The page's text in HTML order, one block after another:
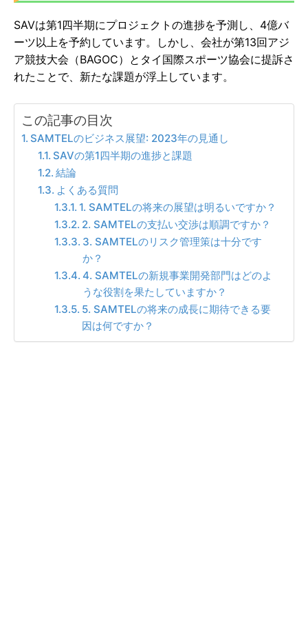
SAVは第1四半期にプロジェクトの進捗を予測し、4億バ
ーツ以上を予約しています。しかし、会社が第13回アジ
ア競技大会（BAGOC）とタイ国際スポーツ協会に提訴さ
れたことで、新たな課題が浮上しています。
この記事の目次
SAMTELのビジネス展望: 2023年の見通し
SAVの第1四半期の進捗と課題
結論
よくある質問
1. SAMTELの将来の展望は明るいですか？
2. SAMTELの支払い交渉は順調ですか？
3. SAMTELのリスク管理策は十分です
か？
4. SAMTELの新規事業開発部門はどのよ
うな役割を果たしていますか？
5. SAMTELの将来の成長に期待できる要
因は何ですか？